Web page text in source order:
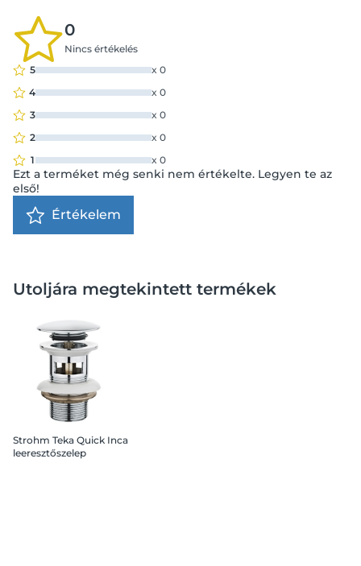
0
Nincs értékelés
5
x 0
4
x 0
3
x 0
2
x 0
1
x 0
Ezt a terméket még senki nem értékelte. Legyen te az
első!
Értékelem
Utoljára megtekintett termékek
Strohm Teka Quick Inca
leeresztőszelep